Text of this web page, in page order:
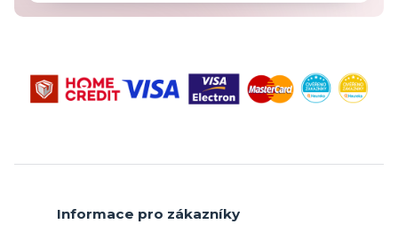
Informace pro zákazníky